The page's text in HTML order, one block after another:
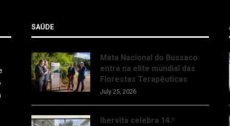
SAÚDE
Mata Nacional do Bussaco
entra na elite mundial das
Florestas Terapêuticas
July 25, 2026
Ibervita celebra 14.º